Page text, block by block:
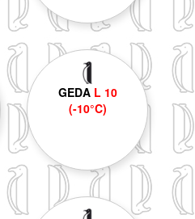
GEDAL 10
(-10°C)